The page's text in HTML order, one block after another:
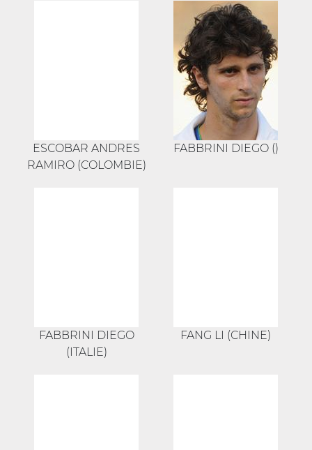
ESCOBAR ANDRES
RAMIRO (COLOMBIE)
FABBRINI DIEGO ()
FABBRINI DIEGO
(ITALIE)
FANG LI (CHINE)